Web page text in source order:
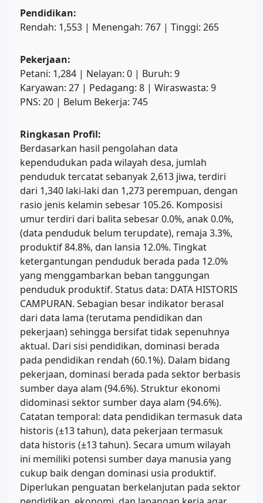
Pendidikan:
Rendah: 1,553 | Menengah: 767 | Tinggi: 265
Pekerjaan:
Petani: 1,284 | Nelayan: 0 | Buruh: 9
Karyawan: 27 | Pedagang: 8 | Wiraswasta: 9
PNS: 20 | Belum Bekerja: 745
Ringkasan Profil:
Berdasarkan hasil pengolahan data
kependudukan pada wilayah desa, jumlah
penduduk tercatat sebanyak 2,613 jiwa, terdiri
dari 1,340 laki-laki dan 1,273 perempuan, dengan
rasio jenis kelamin sebesar 105.26. Komposisi
umur terdiri dari balita sebesar 0.0%, anak 0.0%,
(data penduduk belum terupdate), remaja 3.3%,
produktif 84.8%, dan lansia 12.0%. Tingkat
ketergantungan penduduk berada pada 12.0%
yang menggambarkan beban tanggungan
penduduk produktif. Status data: DATA HISTORIS
CAMPURAN. Sebagian besar indikator berasal
dari data lama (terutama pendidikan dan
pekerjaan) sehingga bersifat tidak sepenuhnya
aktual. Dari sisi pendidikan, dominasi berada
pada pendidikan rendah (60.1%). Dalam bidang
pekerjaan, dominasi berada pada sektor berbasis
sumber daya alam (94.6%). Struktur ekonomi
didominasi sektor sumber daya alam (94.6%).
Catatan temporal: data pendidikan termasuk data
historis (±13 tahun), data pekerjaan termasuk
data historis (±13 tahun). Secara umum wilayah
ini memiliki potensi sumber daya manusia yang
cukup baik dengan dominasi usia produktif.
Diperlukan penguatan berkelanjutan pada sektor